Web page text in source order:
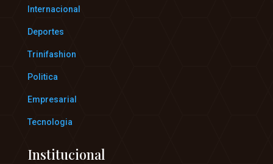
Internacional
Deportes
Trinifashion
Politica
Empresarial
Tecnologia
Institucional